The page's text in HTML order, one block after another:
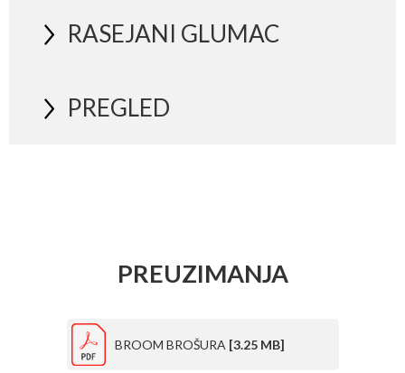
RASEJANI GLUMAC
PREGLED
PREUZIMANJA
BROOM BROŠURA [3.25 MB]